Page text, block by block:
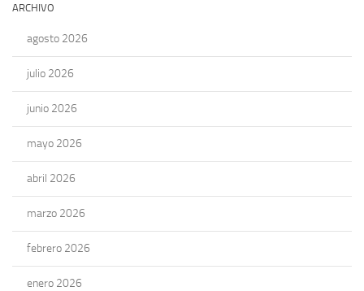
ARCHIVO
agosto 2026
julio 2026
junio 2026
mayo 2026
abril 2026
marzo 2026
febrero 2026
enero 2026